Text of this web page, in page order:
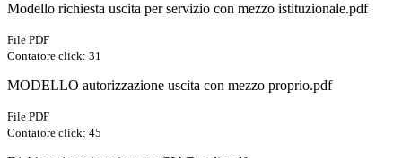
Modello richiesta uscita per servizio con mezzo istituzionale.pdf
File PDF
Contatore click: 31
MODELLO autorizzazione uscita con mezzo proprio.pdf
File PDF
Contatore click: 45